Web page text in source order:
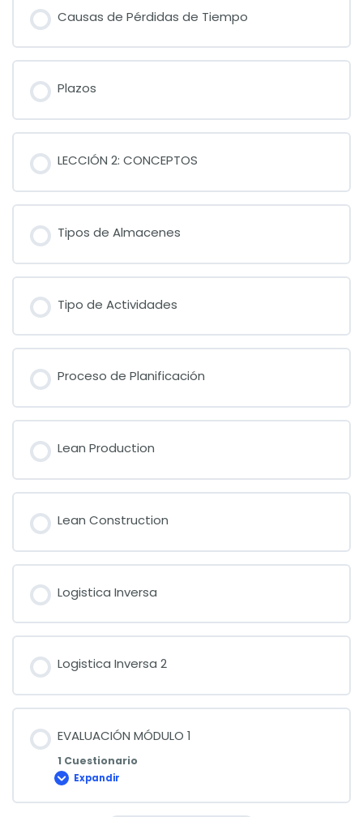
Causas de Pérdidas de Tiempo
Plazos
LECCIÓN 2: CONCEPTOS
Tipos de Almacenes
Tipo de Actividades
Proceso de Planificación
Lean Production
Lean Construction
Logistica Inversa
Logistica Inversa 2
EVALUACIÓN MÓDULO 1
1 Cuestionario
Expandir
EVALUACIÓN
1